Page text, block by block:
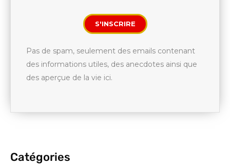
S'INSCRIRE
Pas de spam, seulement des emails contenant
des informations utiles, des anecdotes ainsi que
des aperçue de la vie ici.
Catégories